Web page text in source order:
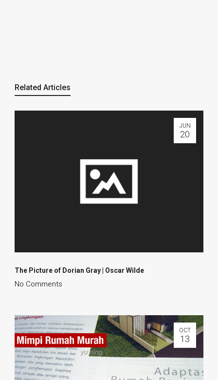
Related Articles
JUN
20
The Picture of Dorian Gray | Oscar Wilde
No Comments
OCT
13